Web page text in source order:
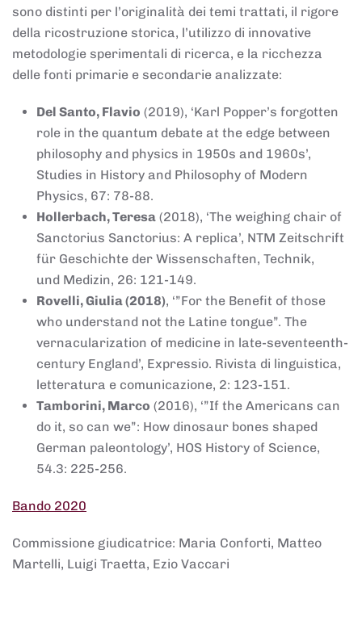
sono distinti per l’originalità dei temi trattati, il rigore
della ricostruzione storica, l’utilizzo di innovative
metodologie sperimentali di ricerca, e la ricchezza
delle fonti primarie e secondarie analizzate:
Del Santo, Flavio (2019), ‘Karl Popper’s forgotten
role in the quantum debate at the edge between
philosophy and physics in 1950s and 1960s’,
Studies in History and Philosophy of Modern
Physics, 67: 78-88.
Hollerbach, Teresa (2018), ‘The weighing chair of
Sanctorius Sanctorius: A replica’, NTM Zeitschrift
für Geschichte der Wissenschaften, Technik,
und Medizin, 26: 121-149.
Rovelli, Giulia (2018), ‘”For the Benefit of those
who understand not the Latine tongue”. The
vernacularization of medicine in late-seventeenth-
century England’, Expressio. Rivista di linguistica,
letteratura e comunicazione, 2: 123-151.
Tamborini, Marco (2016), ‘”If the Americans can
do it, so can we”: How dinosaur bones shaped
German paleontology’, HOS History of Science,
54.3: 225-256.
Bando 2020
Commissione giudicatrice: Maria Conforti, Matteo
Martelli, Luigi Traetta, Ezio Vaccari